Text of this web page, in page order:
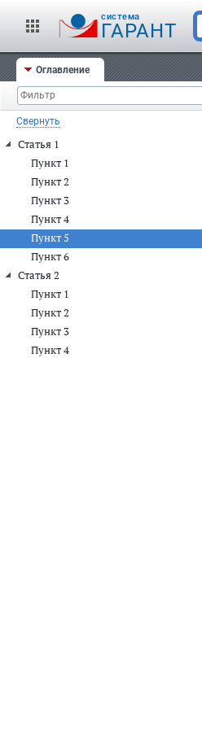
cистема
ГАРАНТ
Оглавление
Свернуть
Статья 1
Пункт 1
Пункт 2
Пункт 3
Пункт 4
Пункт 5
Пункт 6
Статья 2
Пункт 1
Пункт 2
Пункт 3
Пункт 4